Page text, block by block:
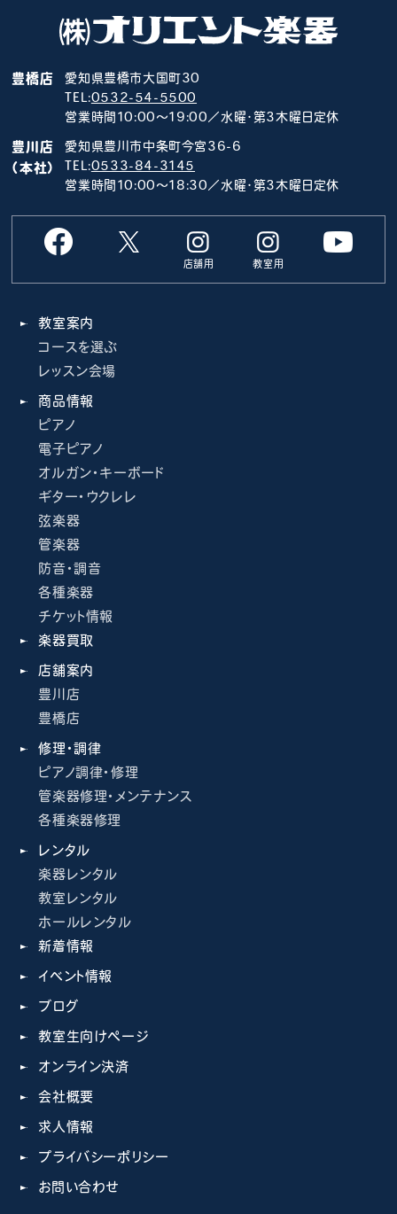
豊橋店
愛知県豊橋市大国町30
TEL:0532-54-5500
営業時間10:00～19:00／水曜･第3木曜日定休
豊川店
（本社）
愛知県豊川市中条町今宮36-6
TEL:0533-84-3145
営業時間10:00～18:30／水曜･第3木曜日定休
店舗用 教室用
教室案内
コースを選ぶ
レッスン会場
商品情報
ピアノ
電子ピアノ
オルガン・キーボード
ギター・ウクレレ
弦楽器
管楽器
防音・調音
各種楽器
チケット情報
楽器買取
店舗案内
豊川店
豊橋店
修理・調律
ピアノ調律・修理
管楽器修理・メンテナンス
各種楽器修理
レンタル
楽器レンタル
教室レンタル
ホールレンタル
新着情報
イベント情報
ブログ
教室生向けページ
オンライン決済
会社概要
求人情報
プライバシーポリシー
お問い合わせ